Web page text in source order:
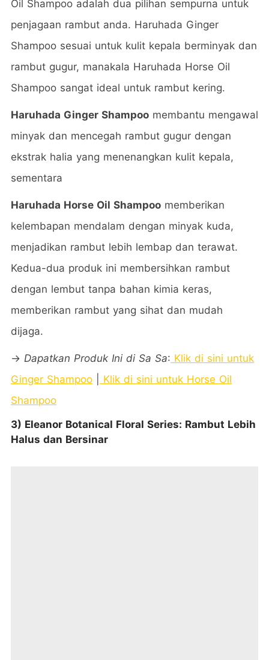
Oil Shampoo adalah dua pilihan sempurna untuk
penjagaan rambut anda. Haruhada Ginger
Shampoo sesuai untuk kulit kepala berminyak dan
rambut gugur, manakala Haruhada Horse Oil
Shampoo sangat ideal untuk rambut kering.
Haruhada Ginger Shampoo membantu mengawal
minyak dan mencegah rambut gugur dengan
ekstrak halia yang menenangkan kulit kepala,
sementara
Haruhada Horse Oil Shampoo memberikan
kelembapan mendalam dengan minyak kuda,
menjadikan rambut lebih lembap dan terawat.
Kedua-dua produk ini membersihkan rambut
dengan lembut tanpa bahan kimia keras,
memberikan rambut yang sihat dan mudah
dijaga.
→ Dapatkan Produk Ini di Sa Sa: Klik di sini untuk
Ginger Shampoo
Klik di sini untuk Horse Oil
Shampoo
3) Eleanor Botanical Floral Series: Rambut Lebih
Halus dan Bersinar